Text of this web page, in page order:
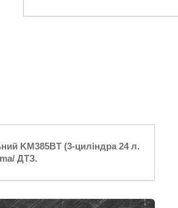
KM385BT (3-циліндра 24 л.
ДТЗ.